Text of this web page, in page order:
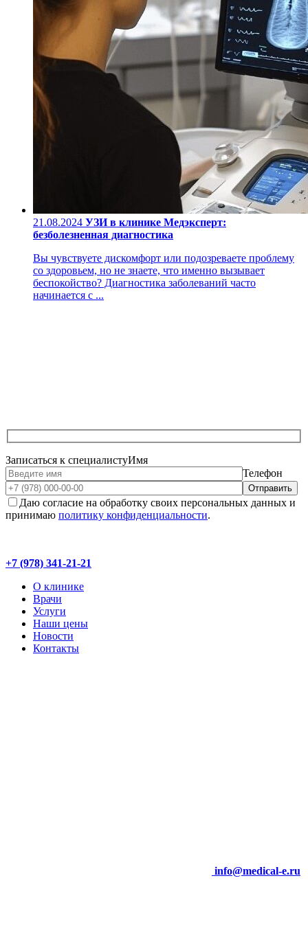
21.08.2024 УЗИ в клинике Медэксперт:
безболезненная диагностика
Вы чувствуете дискомфорт или подозреваете проблему
со здоровьем, но не знаете, что именно вызывает
беспокойство? Диагностика заболеваний часто
начинается с ...
Записаться к специалистуИмя
Телефон
Даю согласие на обработку своих персональных данных и
принимаю политику конфиденциальности.
+7 (978) 341-21-21
О клинике
Врачи
Услуги
Наши цены
Новости
Контакты
info@medical-e.ru